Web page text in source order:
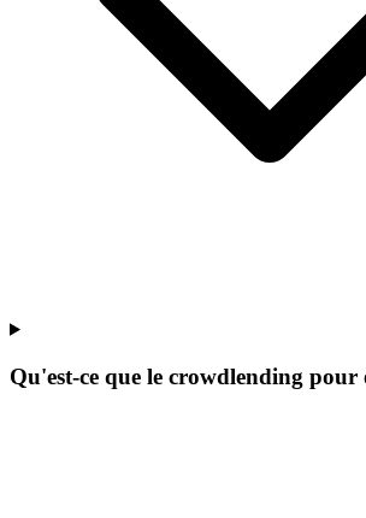
Qu'est-ce que le crowdlending pour